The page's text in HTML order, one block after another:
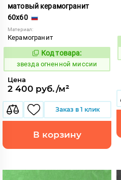
матовый керамогранит
60x60
Материал:
Керамогранит
445802
Код товара:
звезда огненной миссии
Цена
2 400 руб./м²
Заказ в 1 клик
В корзину